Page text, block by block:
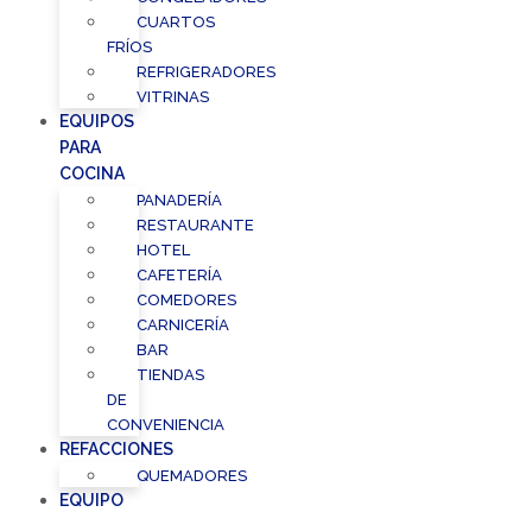
CUARTOS
FRÍOS
REFRIGERADORES
VITRINAS
EQUIPOS
PARA
COCINA
PANADERÍA
RESTAURANTE
HOTEL
CAFETERÍA
COMEDORES
CARNICERÍA
BAR
TIENDAS
DE
CONVENIENCIA
REFACCIONES
QUEMADORES
EQUIPO